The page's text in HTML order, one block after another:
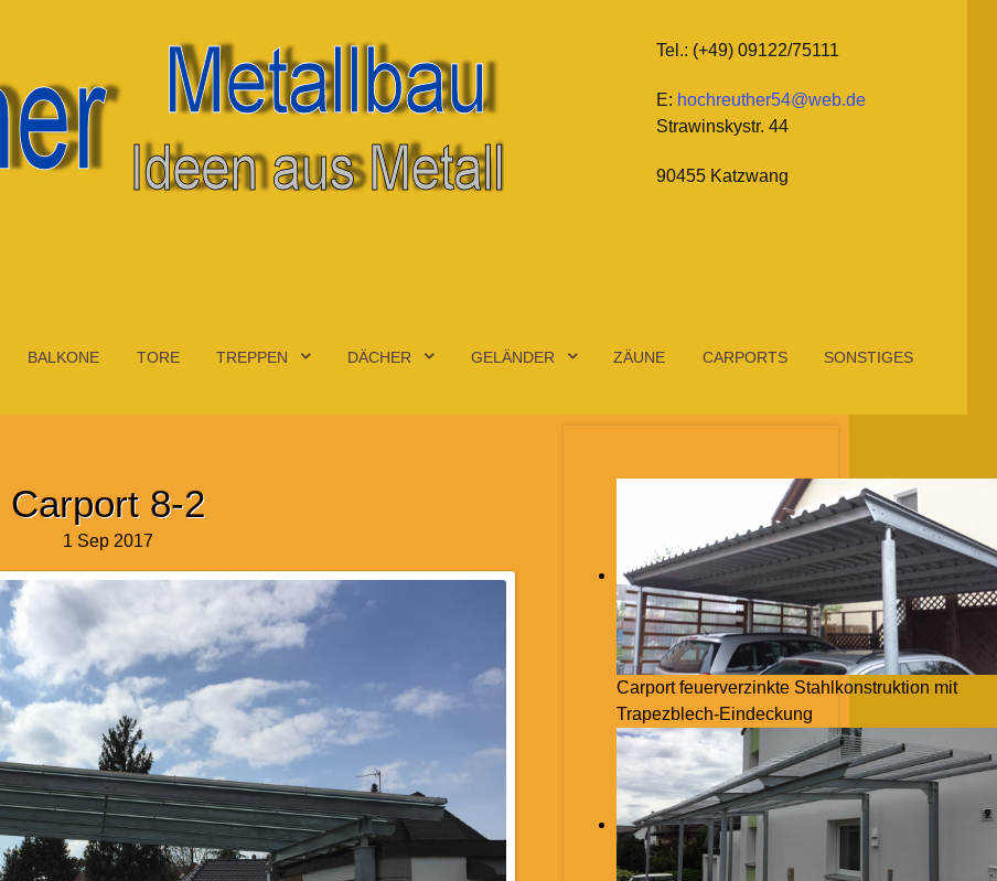
Tel.: (+49) 09122/75111
E: hochreuther54@web.de
Strawinskystr. 44
90455 Katzwang
BALKONE TORE TREPPEN DÄCHER GELÄNDER ZÄUNE CARPORTS SONSTIGES
Carport 8-2
1 Sep 2017
Carport feuerverzinkte Stahlkonstruktion mit
Trapezblech-Eindeckung